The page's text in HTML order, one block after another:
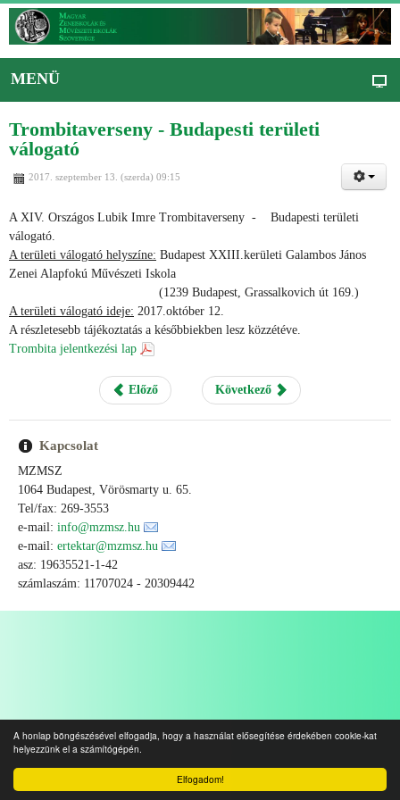
Elfogadom!
A honlap böngészésével elfogadja, hogy a használat elősegítése érdekében cookie-kat
helyezzünk el a számítógépén.
MENÜ
Trombitaverseny - Budapesti területi
válogató
2017. szeptember 13. (szerda) 09:15
A XIV. Országos Lubik Imre Trombitaverseny - Budapesti területi
válogató.
A területi válogató helyszíne: Budapest XXIII.kerületi Galambos János
Zenei Alapfokú Művészeti Iskola
(1239 Budapest, Grassalkovich út 169.)
A területi válogató ideje: 2017.október 12.
A részletesebb tájékoztatás a későbbiekben lesz közzétéve.
Trombita jelentkezési lap
Előző Következő
Kapcsolat
MZMSZ
1064 Budapest, Vörösmarty u. 65.
Tel/fax: 269-3553
e-mail: info@mzmsz.hu
e-mail: ertektar@mzmsz.hu
asz: 19635521-1-42
számlaszám: 11707024 - 20309442